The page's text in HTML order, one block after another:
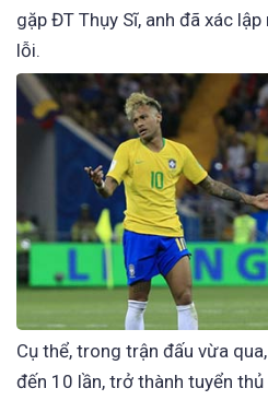
gặp ĐT Thụy Sĩ, anh đã xác
lỗi.
Cụ thể, trong trận đấu vừa
đến 10 lần, trở thành tuyển